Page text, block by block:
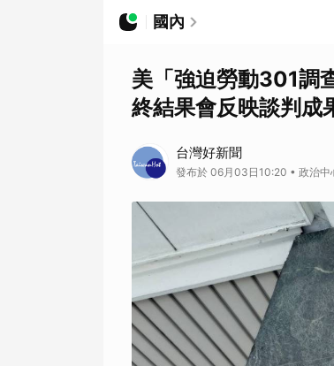
國內
美「強迫勞動301調
終結果會反映談判成
台灣好新聞
發布於 06月03日10:20 • 政治中